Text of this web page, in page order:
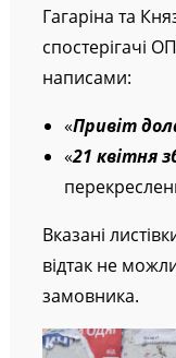
Гагаріна та
спостерігачі
написами:
«Привіт
«21 квітня
Вказані
відтак не
замовника.